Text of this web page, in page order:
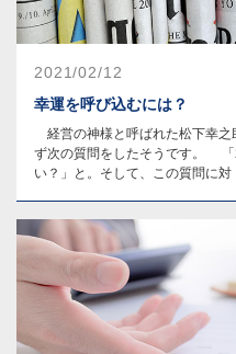
2021/02/12
幸運を呼び込むには？
経営の神様と呼ばれた松下幸之
ず次の質問をしたそうです。 「
い？」と。そして、この質問に対